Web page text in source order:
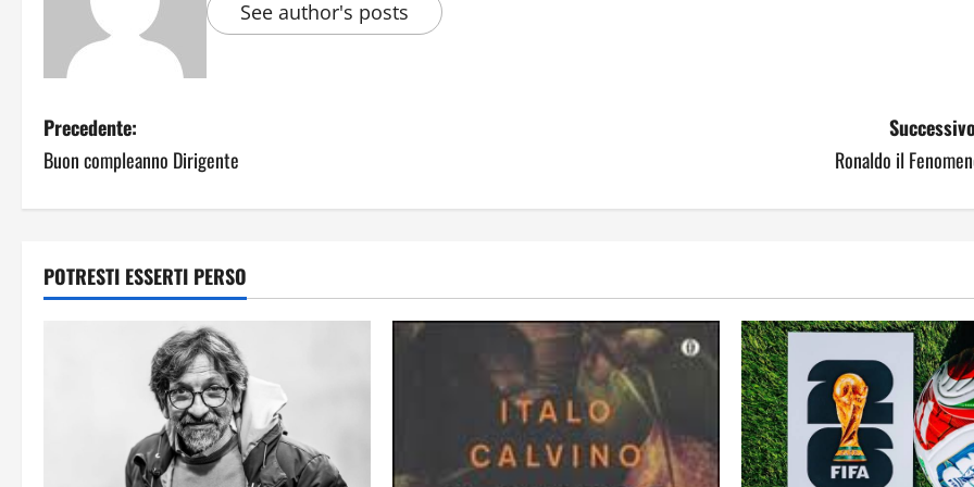
See author's posts
Precedente:
Buon compleanno Dirigente
Ronaldo il
POTRESTI ESSERTI PERSO